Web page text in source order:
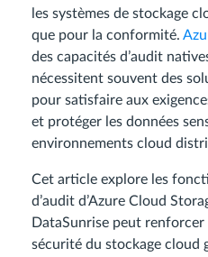
les systèmes de stockage
que pour la conformité.
des capacités d’audit
nécessitent souvent des
pour satisfaire aux
et protéger les données
environnements cloud
Cet article explore les
d’audit d’Azure Cloud
DataSunrise peut renforcer
sécurité du stockage cloud